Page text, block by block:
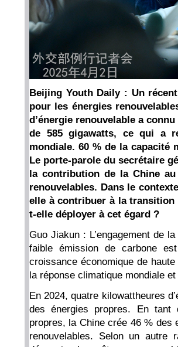
Beijing Youth Daily : Un
pour les énergies
d’énergie renouvelable a
de 585 gigawatts, ce qui a
mondiale. 60 % de la capacité
Le porte-parole du secrétaire
la contribution de la Chine
renouvelables. Dans le
elle à contribuer à la
t-elle déployer à cet égard ?
Guo Jiakun : L’engagement de
faible émission de carbone
croissance économique de
la réponse climatique mondiale
En 2024, quatre kilowattheures
des énergies propres. En tant
propres, la Chine crée 46 % des
renouvelables. Selon un autre